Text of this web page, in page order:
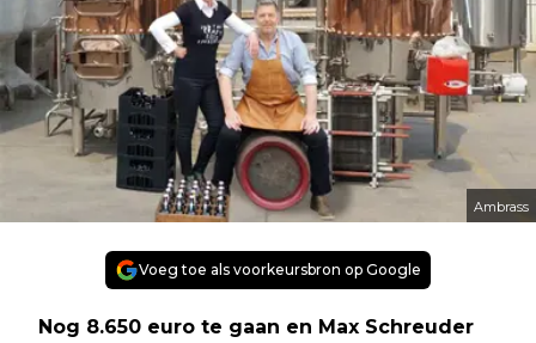
Ambrass
Voeg toe als voorkeursbron op Google
Nog 8.650 euro te gaan en Max Schreuder